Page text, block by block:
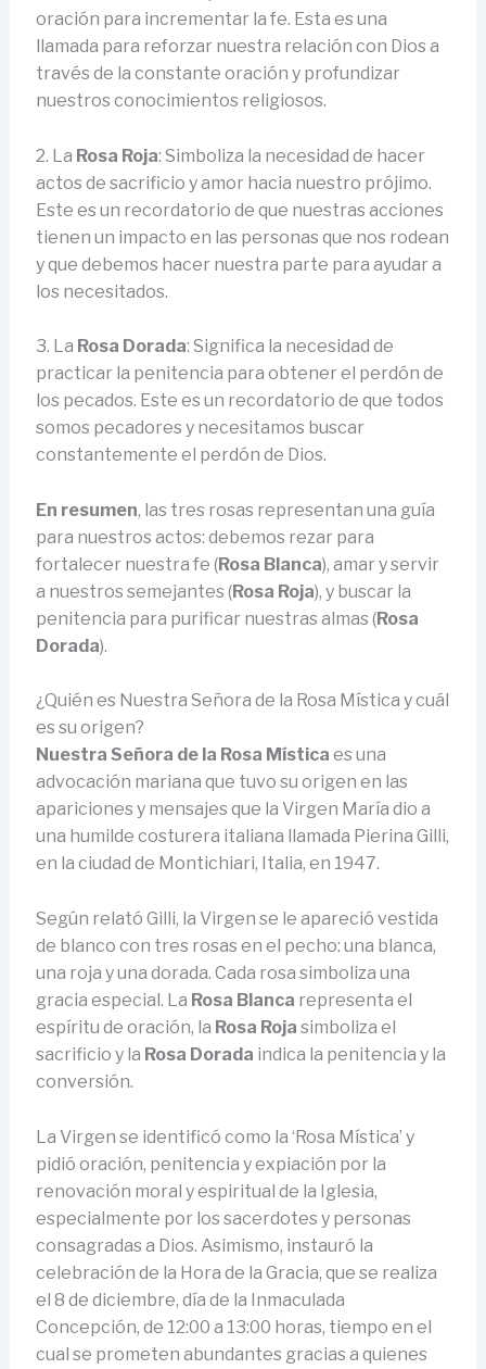
oración para incrementar la fe. Esta es una
llamada para reforzar nuestra relación con Dios a
través de la constante oración y profundizar
nuestros conocimientos religiosos.
2. La Rosa Roja: Simboliza la necesidad de hacer
actos de sacrificio y amor hacia nuestro prójimo.
Este es un recordatorio de que nuestras acciones
tienen un impacto en las personas que nos rodean
y que debemos hacer nuestra parte para ayudar a
los necesitados.
3. La Rosa Dorada: Significa la necesidad de
practicar la penitencia para obtener el perdón de
los pecados. Este es un recordatorio de que todos
somos pecadores y necesitamos buscar
constantemente el perdón de Dios.
En resumen, las tres rosas representan una guía
para nuestros actos: debemos rezar para
fortalecer nuestra fe (Rosa Blanca), amar y servir
a nuestros semejantes (Rosa Roja), y buscar la
penitencia para purificar nuestras almas (Rosa
Dorada).
¿Quién es Nuestra Señora de la Rosa Mística y cuál
es su origen?
Nuestra Señora de la Rosa Mística es una
advocación mariana que tuvo su origen en las
apariciones y mensajes que la Virgen María dio a
una humilde costurera italiana llamada Pierina Gilli,
en la ciudad de Montichiari, Italia, en 1947.
Según relató Gilli, la Virgen se le apareció vestida
de blanco con tres rosas en el pecho: una blanca,
una roja y una dorada. Cada rosa simboliza una
gracia especial. La Rosa Blanca representa el
espíritu de oración, la Rosa Roja simboliza el
sacrificio y la Rosa Dorada indica la penitencia y la
conversión.
La Virgen se identificó como la ‘Rosa Mística’ y
pidió oración, penitencia y expiación por la
renovación moral y espiritual de la Iglesia,
especialmente por los sacerdotes y personas
consagradas a Dios. Asimismo, instauró la
celebración de la Hora de la Gracia, que se realiza
el 8 de diciembre, día de la Inmaculada
Concepción, de 12:00 a 13:00 horas, tiempo en el
cual se prometen abundantes gracias a quienes